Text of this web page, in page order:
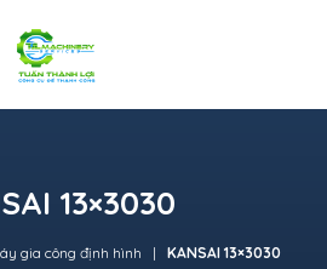
13×3030
gia công định hình KANSAI 13×3030